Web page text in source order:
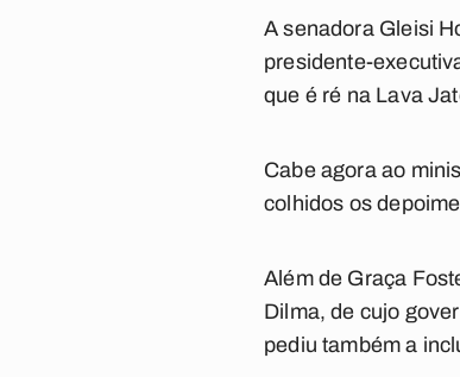
A senadoraGleisi
presidente-
que é ré na Lava
Cabe agora ao
colhidos os
Além de Graça
Dilma, de cujo
pediu também a